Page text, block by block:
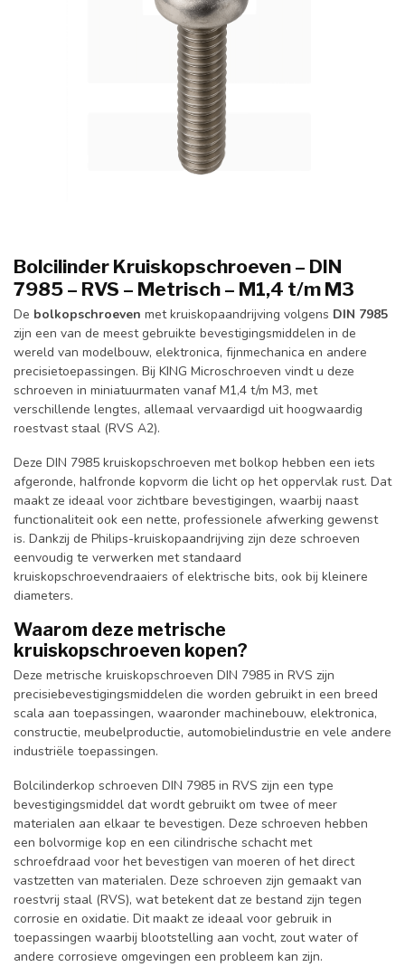
Bolcilinder Kruiskopschroeven – DIN
7985 – RVS – Metrisch – M1,4 t/m M3
De bolkopschroeven met kruiskopaandrijving volgens DIN 7985
zijn een van de meest gebruikte bevestigingsmiddelen in de
wereld van modelbouw, elektronica, fijnmechanica en andere
precisietoepassingen. Bij KING Microschroeven vindt u deze
schroeven in miniatuurmaten vanaf M1,4 t/m M3, met
verschillende lengtes, allemaal vervaardigd uit hoogwaardig
roestvast staal (RVS A2).
Deze DIN 7985 kruiskopschroeven met bolkop hebben een iets
afgeronde, halfronde kopvorm die licht op het oppervlak rust. Dat
maakt ze ideaal voor zichtbare bevestigingen, waarbij naast
functionaliteit ook een nette, professionele afwerking gewenst
is. Dankzij de Philips-kruiskopaandrijving zijn deze schroeven
eenvoudig te verwerken met standaard
kruiskopschroevendraaiers of elektrische bits, ook bij kleinere
diameters.
Waarom deze metrische
kruiskopschroeven kopen?
Deze metrische kruiskopschroeven DIN 7985 in RVS zijn
precisiebevestigingsmiddelen die worden gebruikt in een breed
scala aan toepassingen, waaronder machinebouw, elektronica,
constructie, meubelproductie, automobielindustrie en vele andere
industriële toepassingen.
Bolcilinderkop schroeven DIN 7985 in RVS zijn een type
bevestigingsmiddel dat wordt gebruikt om twee of meer
materialen aan elkaar te bevestigen. Deze schroeven hebben
een bolvormige kop en een cilindrische schacht met
schroefdraad voor het bevestigen van moeren of het direct
vastzetten van materialen. Deze schroeven zijn gemaakt van
roestvrij staal (RVS), wat betekent dat ze bestand zijn tegen
corrosie en oxidatie. Dit maakt ze ideaal voor gebruik in
toepassingen waarbij blootstelling aan vocht, zout water of
andere corrosieve omgevingen een probleem kan zijn.